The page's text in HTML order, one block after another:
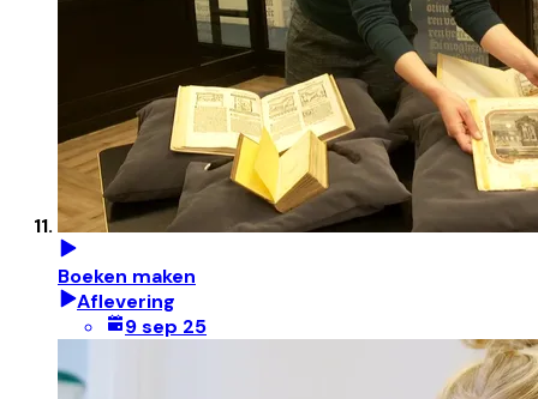
Boeken maken
Aflevering
9 sep 25